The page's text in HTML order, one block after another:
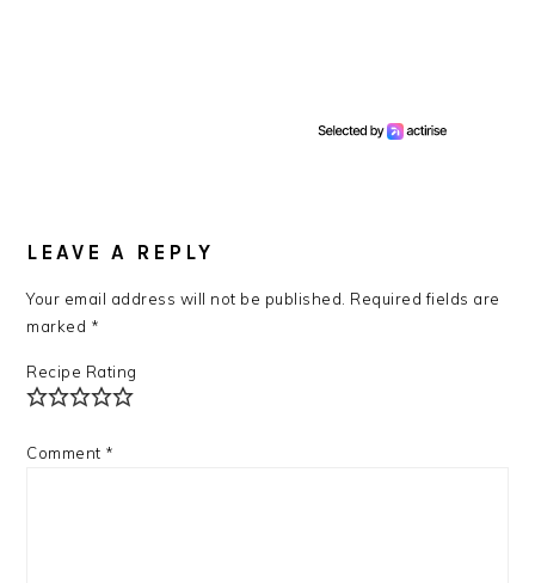
INTERACTIONS
LEAVE A REPLY
Your email address will not be published. Required fields are
marked *
Recipe Rating
Comment *